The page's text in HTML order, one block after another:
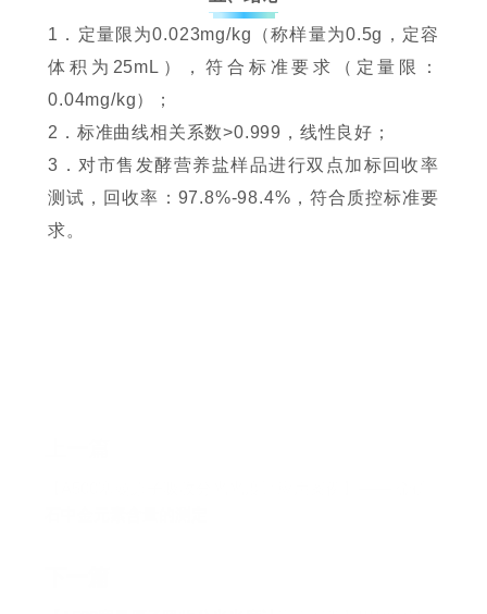
1．定量限为0.023mg/kg（称样量为0.5g，定容
体积为25mL），符合标准要求（定量限：
0.04mg/kg）；
2．标准曲线相关系数>0.999，线性良好；
3．对市售发酵营养盐样品进行双点加标回收率
测试，回收率：97.8%-98.4%，符合质控标准要
求。